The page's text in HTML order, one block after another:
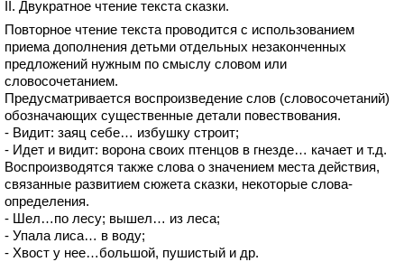
II. Двукратное чтение текста сказки.
Повторное чтение текста проводится с использованием
приема дополнения детьми отдельных незаконченных
предложений нужным по смыслу словом или
словосочетанием.
Предусматривается воспроизведение слов (словосочетаний)
обозначающих существенные детали повествования.
- Видит: заяц себе… избушку строит;
- Идет и видит: ворона своих птенцов в гнезде… качает и т.д.
Воспроизводятся также слова о значением места действия,
связанные развитием сюжета сказки, некоторые слова-
определения.
- Шел…по лесу; вышел… из леса;
- Упала лиса… в воду;
- Хвост у нее…большой, пушистый и др.